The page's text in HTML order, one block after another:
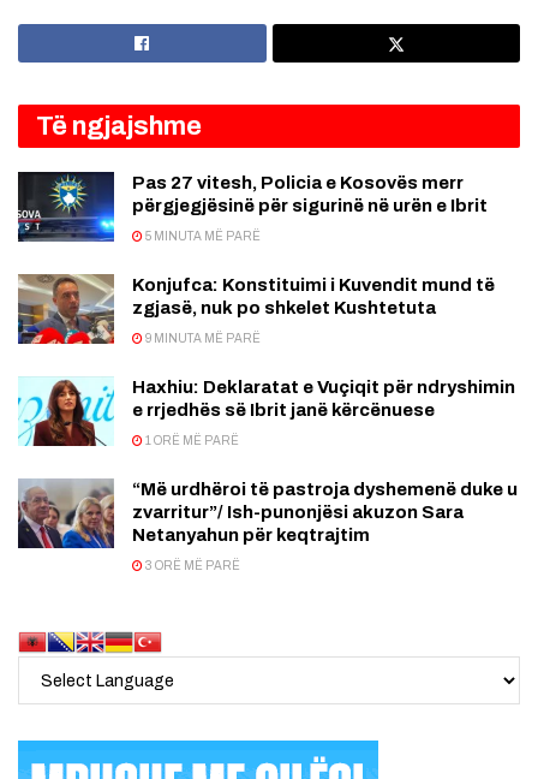
Të ngjajshme
Pas 27 vitesh, Policia e Kosovës merr
përgjegjësinë për sigurinë në urën e Ibrit
5 MINUTA MË PARË
Konjufca: Konstituimi i Kuvendit mund të
zgjasë, nuk po shkelet Kushtetuta
9 MINUTA MË PARË
Haxhiu: Deklaratat e Vuçiqit për ndryshimin
e rrjedhës së Ibrit janë kërcënuese
1 ORË MË PARË
“Më urdhëroi të pastroja dyshemenë duke u
zvarritur”/ Ish-punonjësi akuzon Sara
Netanyahun për keqtrajtim
3 ORË MË PARË